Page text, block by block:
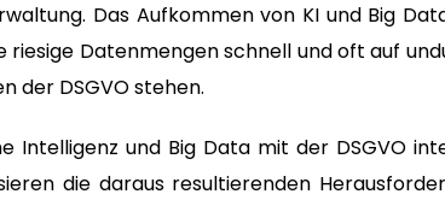
Das Aufkommen von KI und Big
Datenmengen schnell und oft auf
der DSGVO stehen.
Intelligenz und Big Data mit der DSGVO
die daraus resultierenden